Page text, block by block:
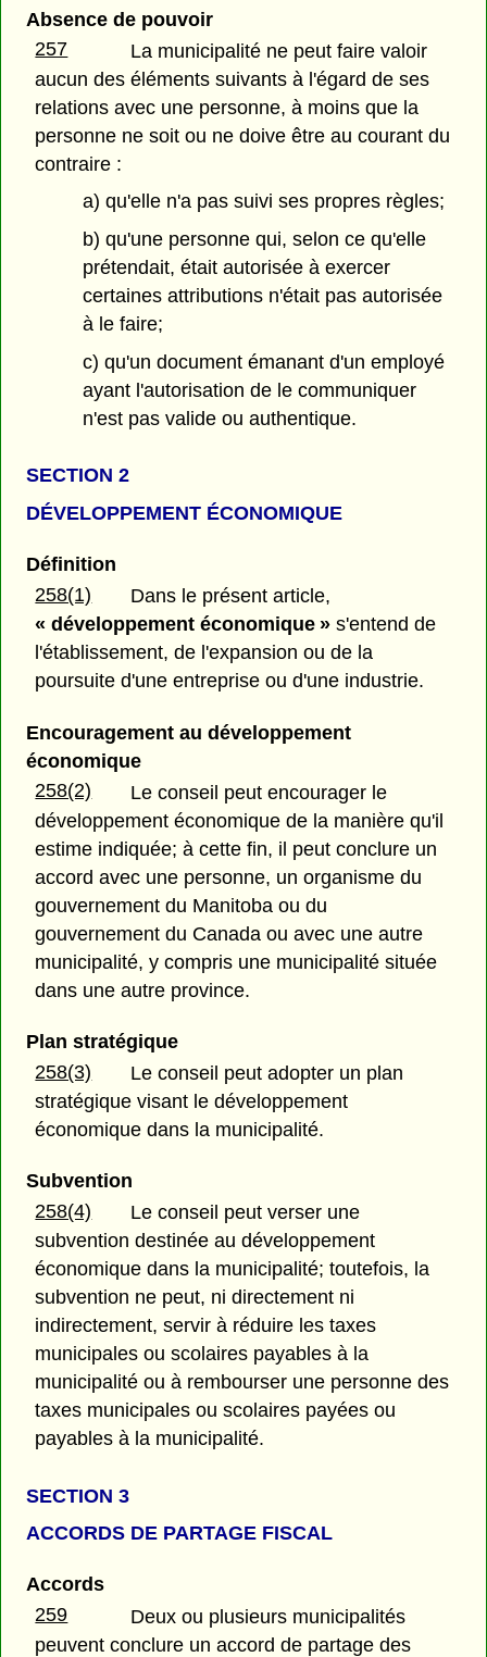
Absence de pouvoir
257
La municipalité ne peut faire valoir
aucun des éléments suivants à l'égard de ses
relations avec une personne, à moins que la
personne ne soit ou ne doive être au courant du
contraire :
a) qu'elle n'a pas suivi ses propres règles;
b) qu'une personne qui, selon ce qu'elle
prétendait, était autorisée à exercer
certaines attributions n'était pas autorisée
à le faire;
c) qu'un document émanant d'un employé
ayant l'autorisation de le communiquer
n'est pas valide ou authentique.
SECTION 2
DÉVELOPPEMENT ÉCONOMIQUE
Définition
258(1)
Dans le présent article,
« développement économique » s'entend de
l'établissement, de l'expansion ou de la
poursuite d'une entreprise ou d'une industrie.
Encouragement au développement
économique
258(2)
Le conseil peut encourager le
développement économique de la manière qu'il
estime indiquée; à cette fin, il peut conclure un
accord avec une personne, un organisme du
gouvernement du Manitoba ou du
gouvernement du Canada ou avec une autre
municipalité, y compris une municipalité située
dans une autre province.
Plan stratégique
258(3)
Le conseil peut adopter un plan
stratégique visant le développement
économique dans la municipalité.
Subvention
258(4)
Le conseil peut verser une
subvention destinée au développement
économique dans la municipalité; toutefois, la
subvention ne peut, ni directement ni
indirectement, servir à réduire les taxes
municipales ou scolaires payables à la
municipalité ou à rembourser une personne des
taxes municipales ou scolaires payées ou
payables à la municipalité.
SECTION 3
ACCORDS DE PARTAGE FISCAL
Accords
259
Deux ou plusieurs municipalités
peuvent conclure un accord de partage des